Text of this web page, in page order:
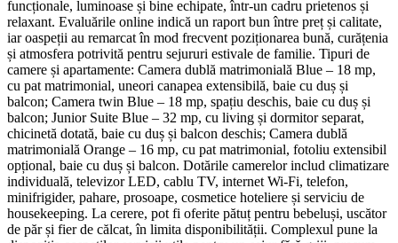
funcționale, luminoase și bine echipate, într-un cadru prietenos și
relaxant. Evaluările online indică un raport bun între preț și calitate,
iar oaspeții au remarcat în mod frecvent poziționarea bună, curățenia
și atmosfera potrivită pentru sejururi estivale de familie. Tipuri de
camere și apartamente: Camera dublă matrimonială Blue – 18 mp,
cu pat matrimonial, uneori canapea extensibilă, baie cu duș și
balcon; Camera twin Blue – 18 mp, spațiu deschis, baie cu duș și
balcon; Junior Suite Blue – 32 mp, cu living și dormitor separat,
chicinetă dotată, baie cu duș și balcon deschis; Camera dublă
matrimonială Orange – 16 mp, cu pat matrimonial, fotoliu extensibil
opțional, baie cu duș și balcon. Dotările camerelor includ climatizare
individuală, televizor LED, cablu TV, internet Wi‑Fi, telefon,
minifrigider, pahare, prosoape, cosmetice hoteliere și serviciu de
housekeeping. La cerere, pot fi oferite pătuț pentru bebeluși, uscător
de păr și fier de călcat, în limita disponibilității. Complexul pune la